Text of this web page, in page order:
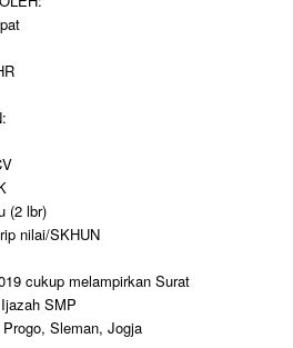
(2 lbr)
nilai/SKHUN
cukup melampirkan Surat
SMP
Sleman, Jogja